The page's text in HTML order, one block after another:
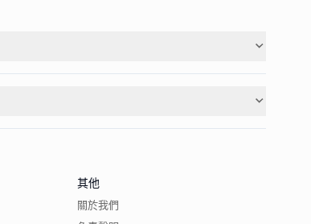
其他
關於我們